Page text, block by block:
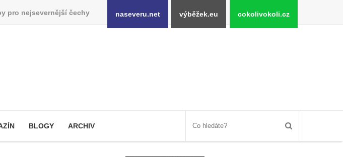
pro nejsevernější čechy naseveru.net výběžek.eu cokolivokoli.cz
BLOGY ARCHIV